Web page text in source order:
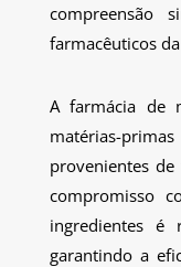
compreensão
farmacêuticos da
A farmácia de
matérias-
provenientes
compromisso
ingredientes é
garantindo a